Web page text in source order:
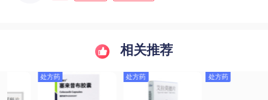
相关推荐